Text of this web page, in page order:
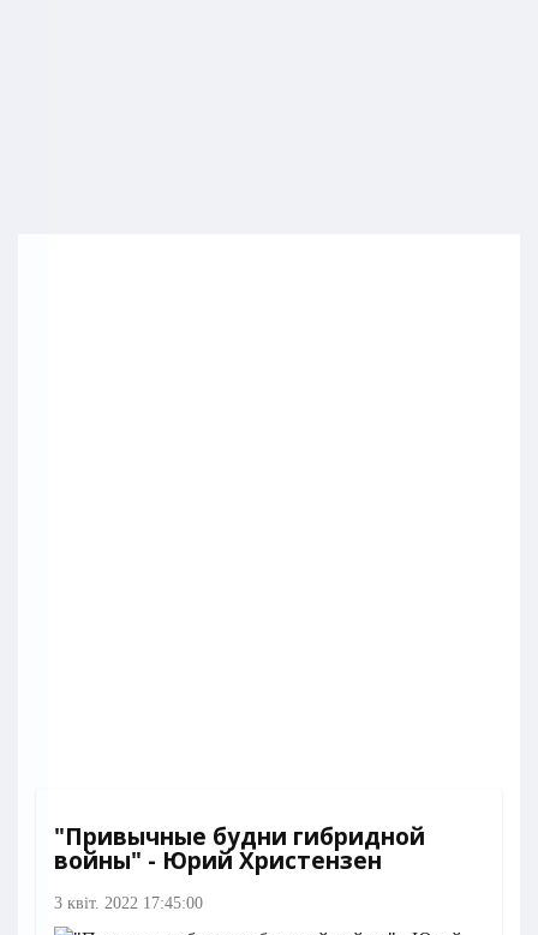
"Привычные будни гибридной
войны" - Юрий Христензен
3 квіт. 2022 17:45:00